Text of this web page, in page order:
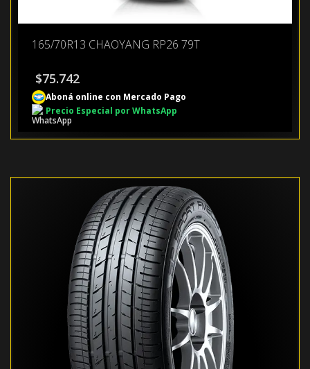
165/70R13 CHAOYANG RP26 79T
$75.742
Aboná online con Mercado Pago
Precio Especial por WhatsApp